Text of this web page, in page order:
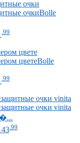
Bolle
.99
Bolle
.99
.99